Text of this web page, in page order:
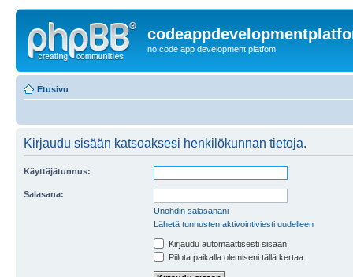
no code app development platfom
Etusivu
Kirjaudu sisään katsoaksesi henkilökunnan tietoja.
Käyttäjätunnus:
Salasana:
Unohdin salasanani
Lähetä tunnusten aktivointiviesti uudelleen
Kirjaudu automaattisesti sisään.
Piilota paikalla olemiseni tällä kertaa